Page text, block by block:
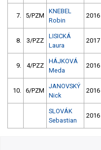
7. 5/PZM
KNEBEL
Robin
2016
8. 3/PZZ
LISICKÁ
Laura
2017
9. 4/PZZ
HÁJKOVÁ
Meda
2016
10. 6/PZM
JANOVSKÝ
Nick
2016
SLOVÁK
Sebastian
2016